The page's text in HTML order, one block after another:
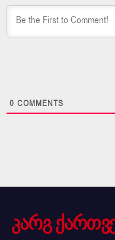
0 COMMENTS
კარგ